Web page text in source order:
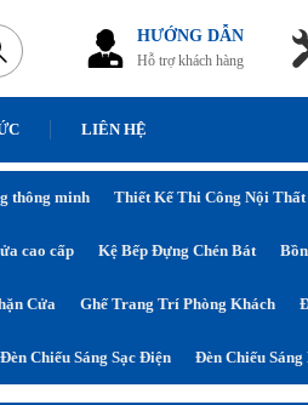
HƯỚNG DẪN
Hỗ trợ khách hàng
LIÊN HỆ
thông minh Thiết Kế Thi Công Nội Thất
cao cấp Kệ Bếp Đựng Chén Bát
Cửa Ghế Trang Trí Phòng Khách
Đèn Chiếu Sáng Sạc Điện Đèn Chiếu